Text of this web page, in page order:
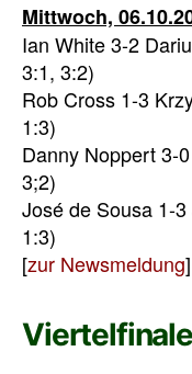
Mittwoch,
Ian White 3-2
3:1, 3:2)
Rob Cross 1-3
1:3)
Danny Noppert 3-
3;2)
José de Sousa 1-
1:3)
[zur Newsmeldung]